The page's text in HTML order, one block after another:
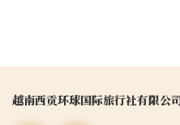
越南西贡环球国际旅行社有限公